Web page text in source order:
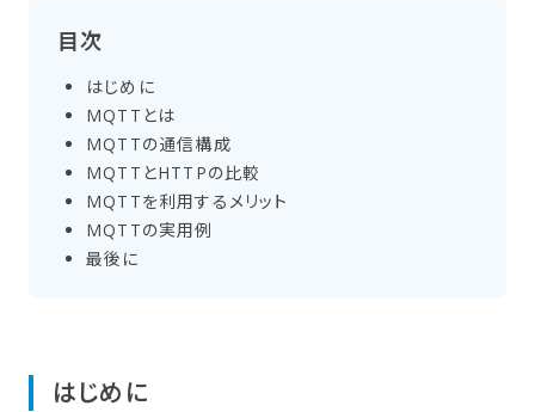
目次
はじめに
MQTTとは
MQTTの​通信構成
MQTTと​HTTPの​比較
MQTTを​利用する​メリット
MQTTの​実用例
最後に
はじめに